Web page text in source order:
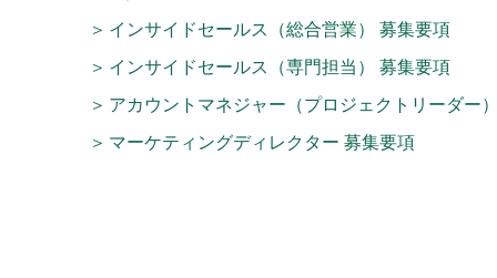
インサイドセールス（総合営業） 募集要項
インサイドセールス（専門担当） 募集要項
アカウントマネジャー（プロジェクトリーダー
マーケティングディレクター 募集要項